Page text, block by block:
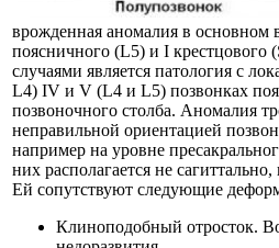
врожденная аномалия в основном
поясничного (L5) и I крестцового
случаями является патология с
L4) IV и V (L4 и L5) позвонках
позвоночного столба. Аномалия
неправильной ориентацией
например на уровне
них располагается не
Ей сопутствуют следующие
Клиноподобный отросток.